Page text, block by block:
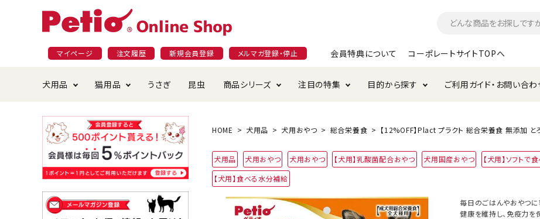
マイページ 注文履歴 新規会員登録 メルマガ登録・停止 会員特典について コーポレートサイトTOPへ
犬用品
ドッグフード おやつ お手入れ・ケア用品
ペットシーツ ベッド・ハウス・マット サークル・ケージ
おもちゃ 食器・給水器 防虫用品
猫用品
ごはん・おやつ お手入れ・ケア用品 トイレタリー・消臭剤
ベッド・ハウス・マット サークル・ケージ・タワー キャリーバッグ
食器・給水器 防虫用品 服・ウェア
うさぎ 昆虫 商品シリーズ
プラクト 素材そのまま 極上
注目の特集
夜のお散歩特集 無添加特集 けりぐるみ特集
目的から探す
国産フード&おやつ特集 穀物不使用のグレインフリー
じゃらして遊ぶ 引っ張って遊ぶ 投げて遊ぶ
ご利用ガイド・お問い合わ
ショッピングガイド 会員特典について ご注文方法について
返品・交換について オンラインショップ利用規約
HOME 犬用品 犬用おやつ 総合栄養食 【12%OFF】Plact プラクト 総合栄養食 無添加
犬用品 犬用おやつ 犬用おやつ 【犬用】乳酸菌配合おやつ 犬用国産おやつ 【犬用】ソフトで
【犬用】食べる水分補給
毎日のごはんやおやつ
健康を維持し、免疫力を